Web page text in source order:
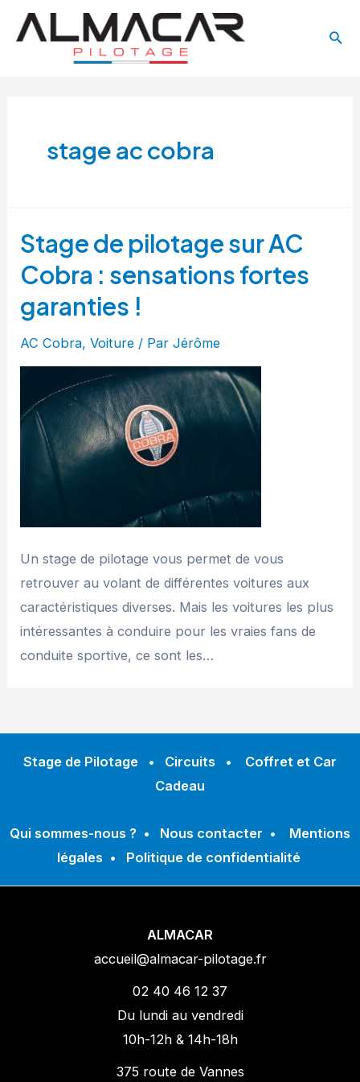
Aller
stage ac cobra
Stage de pilotage sur AC
Cobra : sensations fortes
garanties !
AC Cobra,Voiture / ParJérôme
Un stage de pilotage vous permet de vous
retrouver au volant de différentes voitures aux
caractéristiques diverses. Mais les voitures les plus
intéressantes à conduire pour les vraies fans de
conduite sportive, ce sont les…
Stage de Pilotage • Circuits • Coffret et Car
Cadeau
Qui sommes-nous ? • Nous contacter • Mentions
légales • Politique de confidentialité
ALMACAR
accueil@almacar-pilotage.fr
02 40 46 12 37
Du lundi au vendredi
10h-12h & 14h-18h
375 route de Vannes